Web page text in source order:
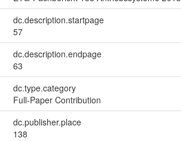
dc.description.startpage
57
dc.description.endpage
63
dc.type.category
Full-Paper Contribution
dc.publisher.place
138